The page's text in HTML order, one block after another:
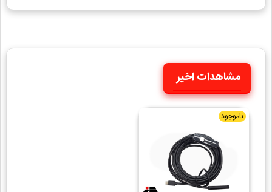
مشاهدات اخیر
ناموجود